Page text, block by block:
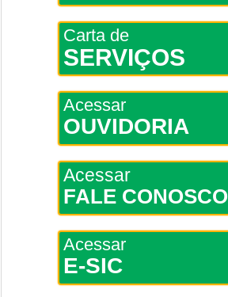
Carta de
SERVIÇOS
Acessar
OUVIDORIA
Acessar
FALE CONOSCO
Acessar
E-SIC